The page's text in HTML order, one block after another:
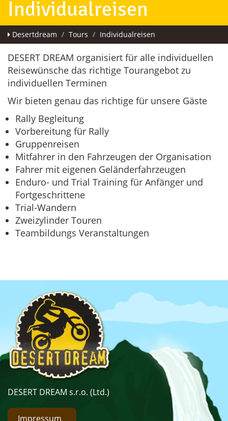
Individualreisen
Desertdream Tours Individualreisen
DESERT DREAM organisiert für alle individuellen
Reisewünsche das richtige Tourangebot zu
individuellen Terminen
Wir bieten genau das richtige für unsere Gäste
Rally Begleitung
Vorbereitung für Rally
Gruppenreisen
Mitfahrer in den Fahrzeugen der Organisation
Fahrer mit eigenen Geländerfahrzeugen
Enduro- und Trial Training für Anfänger und
Fortgeschrittene
Trial-Wandern
Zweizylinder Touren
Teambildungs Veranstaltungen
DESERT DREAM s.r.o. (Ltd.)
Impressum